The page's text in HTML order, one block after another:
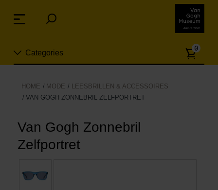
links
over
naar
Categories
Nieuw
Aantal
0
HOME MODE
LEESBRILLEN & ACCESSOIRES
VAN GOGH ZONNEBRIL ZELFPORTRET
Van Gogh Zonnebril
Zelfportret
Menu